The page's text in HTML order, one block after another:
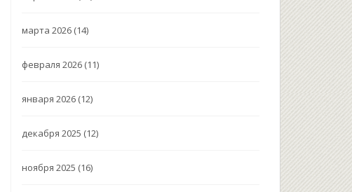
марта 2026 (14)
февраля 2026 (11)
января 2026 (12)
декабря 2025 (12)
ноября 2025 (16)